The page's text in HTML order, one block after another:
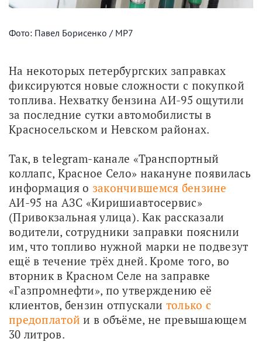
Фото: Павел Борисенко / МР7
На некоторых петербургских заправках
фиксируются новые сложности с покупкой
топлива. Нехватку бензина АИ-95 ощутили
за последние сутки автомобилисты в
Красносельском и Невском районах.
Так, в telegram-канале «Транспортный
коллапс, Красное Село» накануне появилась
информация о закончившемся бензине
АИ-95 на АЗС «Киришиавтосервис»
(Привокзальная улица). Как рассказали
водители, сотрудники заправки пояснили
им, что топливо нужной марки не подвезут
ещё в течение трёх дней. Кроме того, во
вторник в Красном Селе на заправке
«Газпромнефти», по утверждению её
клиентов, бензин отпускали только с
предоплатой и в объёме, не превышающем
30 литров.